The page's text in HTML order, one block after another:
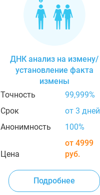
ДНК анализ на измену/
установление факта
измены
Точность
99,999%
Срок
от 3 дней
Анонимность
100%
Цена
от 4999
руб.
Подробнее